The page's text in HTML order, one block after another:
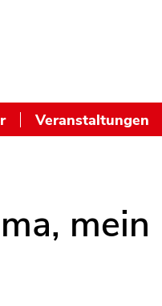
Veranstaltungen
mein